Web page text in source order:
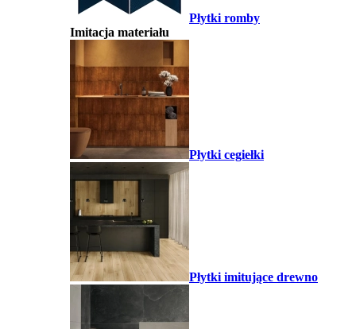
Płytki romby
Imitacja materiału
Płytki cegiełki
Płytki imitujące drewno